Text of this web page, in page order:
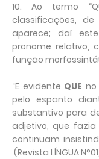
10. Ao termo
classificações,
aparece; daí
pronome relativo,
função
“E evidente QUE no
pelo espanto
substantivo para
adjetivo, que
continuam
(Revista LÍNGUA